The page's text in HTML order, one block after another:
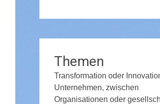
Themen
Transformation oder
Unternehmen, zwischen
Organisationen oder